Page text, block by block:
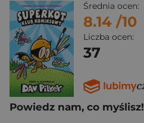
Średnia ocen:
8.14 /10
Liczba ocen:
37
Powiedz nam, co myślisz!